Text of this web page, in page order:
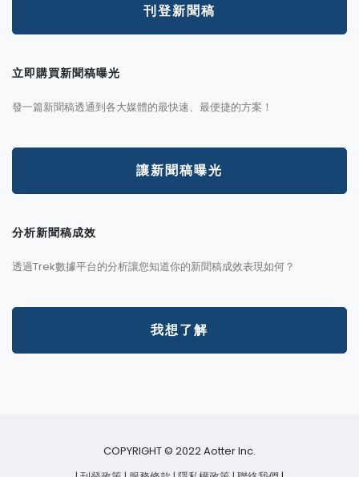
刊登新聞稿
立即購買新聞稿曝光
發一篇新聞稿透通到各大媒體的最快速、最便捷的方案！
讓新聞稿曝光
分析新聞稿成效
透過Trek數據平台的分析讓您知道你的新聞稿成效表現如何？
我想了解
COPYRIGHT © 2022 Aotter Inc.